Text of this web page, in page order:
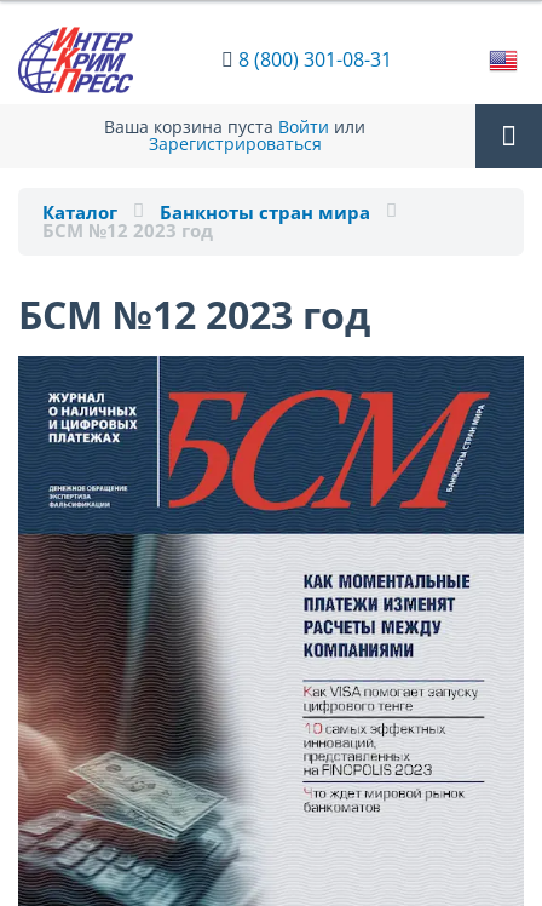
8 (800) 301-08-31
Ваша корзина пуста Войти или
Зарегистрироваться
Каталог Банкноты стран мира
БСМ №12 2023 год
БСМ №12 2023 год